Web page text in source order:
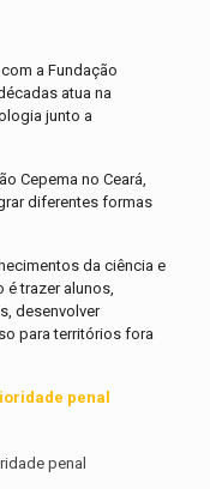
a Fundação
atua na
junto a
Cepema no Ceará,
diferentes formas
da ciência e
é trazer alunos,
desenvolver
para territórios fora
penal
penal